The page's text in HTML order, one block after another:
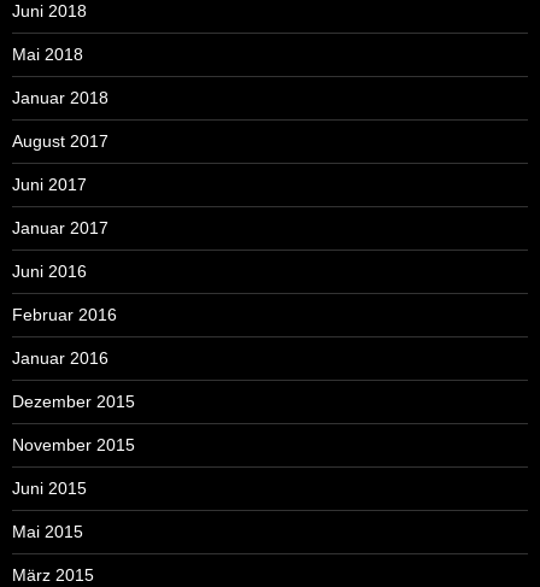
Juni 2018
Mai 2018
Januar 2018
August 2017
Juni 2017
Januar 2017
Juni 2016
Februar 2016
Januar 2016
Dezember 2015
November 2015
Juni 2015
Mai 2015
März 2015